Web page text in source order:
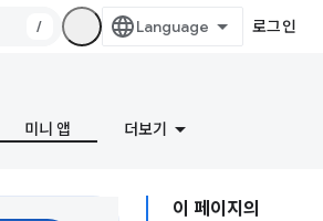
/ 로그인
미니 앱 더보기
이 페이지의